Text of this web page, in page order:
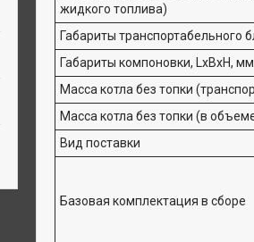
жидкого топлива)
Габариты транспортабельного
Габариты компоновки, LxBxH, мм
Масса котла без топки
Масса котла без топки (в
Вид поставки
Базовая комплектация в сборе